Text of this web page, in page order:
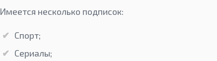
Имеется несколько подписок:
Спорт;
Сериалы;